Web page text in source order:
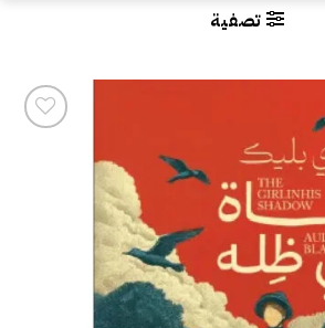
تصفية